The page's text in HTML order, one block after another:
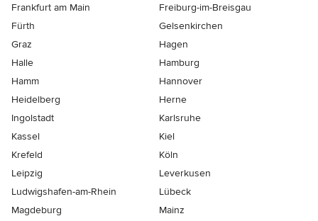
Frankfurt am Main
Freiburg-im-Breisgau
Fürth
Gelsenkirchen
Graz
Hagen
Halle
Hamburg
Hamm
Hannover
Heidelberg
Herne
Ingolstadt
Karlsruhe
Kassel
Kiel
Krefeld
Köln
Leipzig
Leverkusen
Ludwigshafen-am-Rhein
Lübeck
Magdeburg
Mainz